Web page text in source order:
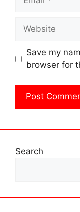
Website
Save my
browser for
Search